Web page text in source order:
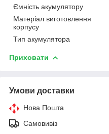
Ємність акумулятору
Матеріал виготовлення
корпусу
Тип акумулятора
Приховати
Умови доставки
Нова Пошта
Самовивіз